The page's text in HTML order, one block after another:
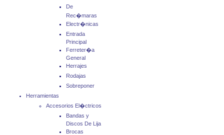
De
Rec�maras
Electr�nicas
Entrada
Principal
Ferreter�a
General
Herrajes
Rodajas
Sobreponer
Herramientas
Accesorios El�ctricos
Bandas y
Discos De Lija
Brocas